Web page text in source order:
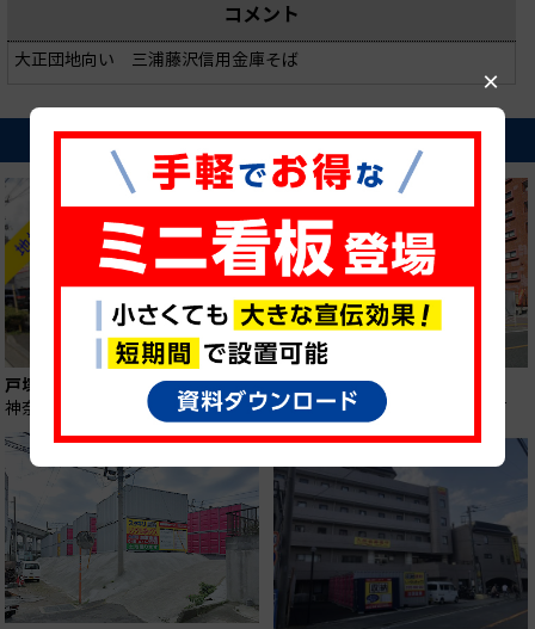
コメント
大正団地向い 三浦藤沢信用金庫そば
近隣の貸し看板
戸塚シャドー
神奈川県横浜市戸塚区影取町
東俣野
神奈川県横浜市戸塚区東俣野町
×